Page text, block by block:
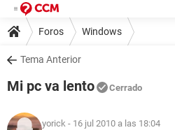
Foros Windows
Tema Anterior
Mi pc va lento Cerrado
yorick - 16 jul 2010 a las 18:04